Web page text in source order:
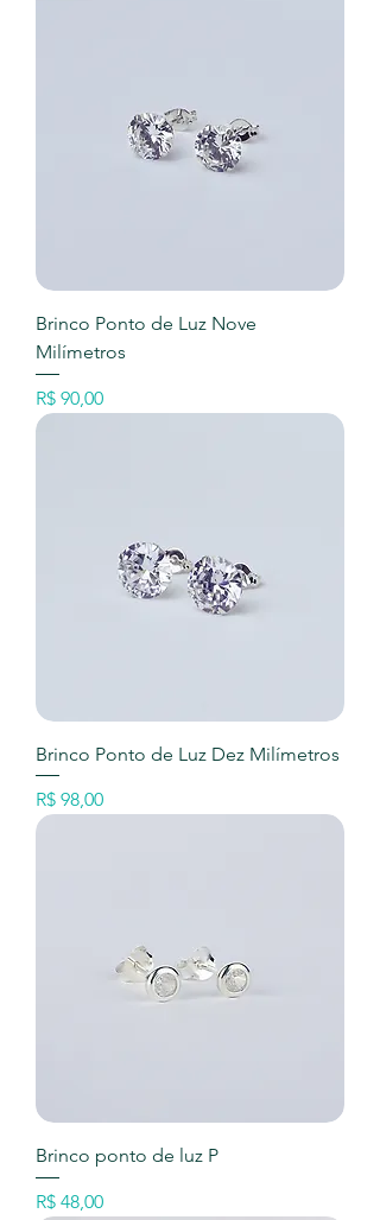
Brinco Ponto de Luz Nove
Milímetros
Preço
R$ 90,00
Brinco Ponto de Luz Dez Milímetros
Preço
R$ 98,00
Brinco ponto de luz P
Preço
R$ 48,00